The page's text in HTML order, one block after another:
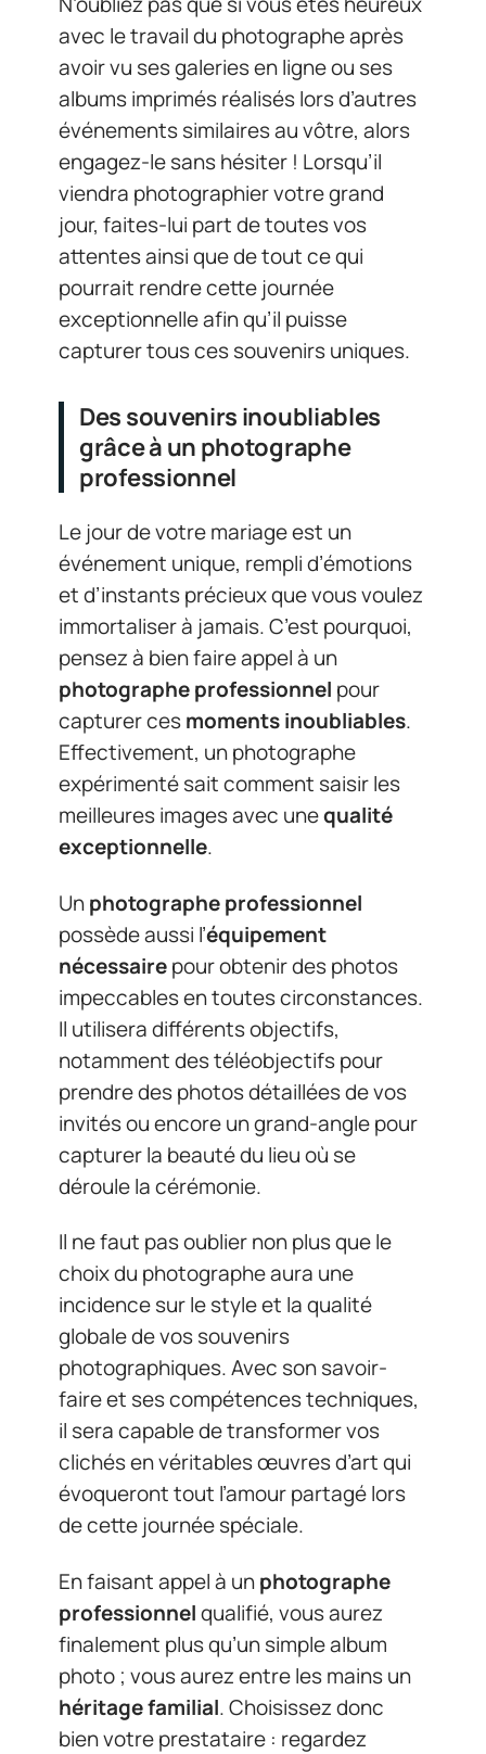
avec le travail du photographe après
avoir vu ses galeries en ligne ou ses
albums imprimés réalisés lors d’autres
événements similaires au vôtre, alors
engagez-le sans hésiter ! Lorsqu’il
viendra photographier votre grand
jour, faites-lui part de toutes vos
attentes ainsi que de tout ce qui
pourrait rendre cette journée
exceptionnelle afin qu’il puisse
capturer tous ces souvenirs uniques.
Des souvenirs inoubliables
grâce à un photographe
professionnel
Le jour de votre mariage est un
événement unique, rempli d’émotions
et d’instants précieux que vous voulez
immortaliser à jamais. C’est pourquoi,
pensez à bien faire appel à un
photographe professionnel pour
capturer cesmoments inoubliables.
Effectivement, un photographe
expérimenté sait comment saisir les
meilleures images avec unequalité
exceptionnelle.
Unphotographe professionnel
possède aussi l’équipement
nécessairepour obtenir des photos
impeccables en toutes circonstances.
Il utilisera différents objectifs,
notamment des téléobjectifs pour
prendre des photos détaillées de vos
invités ou encore un grand-angle pour
capturer la beauté du lieu où se
déroule la cérémonie.
Il ne faut pas oublier non plus que le
choix du photographe aura une
incidence sur le style et la qualité
globale de vos souvenirs
photographiques. Avec son savoir-
faire et ses compétences techniques,
il sera capable de transformer vos
clichés en véritables œuvres d’art qui
évoqueront tout l’amour partagé lors
de cette journée spéciale.
En faisant appel à unphotographe
professionnelqualifié, vous aurez
finalement plus qu’un simple album
photo ; vous aurez entre les mains un
héritage familial. Choisissez donc
bien votre prestataire : regardez